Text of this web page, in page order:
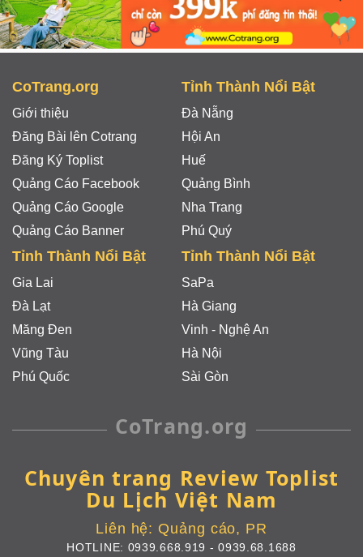
CoTrang.org
Giới thiệu
Đăng Bài lên Cotrang
Đăng Ký Toplist
Quảng Cáo Facebook
Quảng Cáo Google
Quảng Cáo Banner
Tỉnh Thành Nổi Bật
Đà Nẵng
Hội An
Huế
Quảng Bình
Nha Trang
Phú Quý
Tỉnh Thành Nổi Bật
Gia Lai
Đà Lạt
Măng Đen
Vũng Tàu
Phú Quốc
Tỉnh Thành Nổi Bật
SaPa
Hà Giang
Vinh - Nghệ An
Hà Nội
Sài Gòn
CoTrang.org
Chuyên trang Review Toplist
Du Lịch Việt Nam
Liên hệ: Quảng cáo, PR
HOTLINE: 0939.668.919 -0939.68.1688